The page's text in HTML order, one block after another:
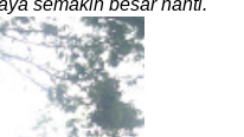
semakin besar nanti.